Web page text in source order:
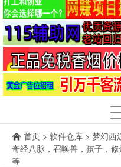
首页 > 软件仓库 > 梦幻西
奇经八脉，召唤兽，孩子，
等